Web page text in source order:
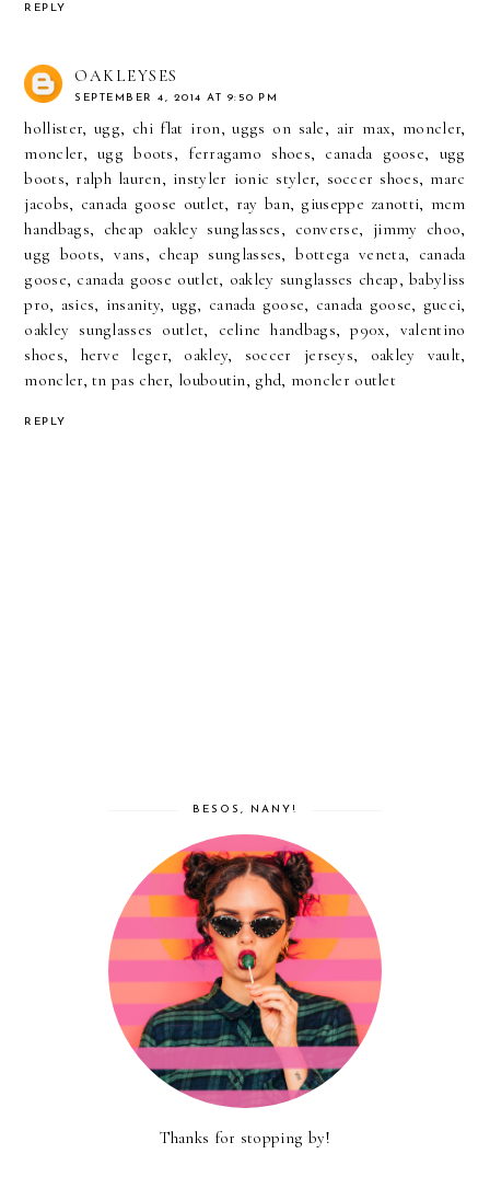
REPLY
OAKLEYSES
SEPTEMBER 4, 2014 AT 9:50 PM
hollister,ugg, chi flat iron,uggs on sale, air max, moncler,
moncler,ugg boots, ferragamo shoes, canada goose, ugg
boots, ralph lauren, instyler ionic styler, soccer shoes, marc
jacobs, canada goose outlet, ray ban, giuseppe zanotti, mcm
handbags, cheap oakley sunglasses, converse, jimmy choo,
ugg boots,vans, cheap sunglasses,bottega veneta, canada
goose, canada goose outlet, oakley sunglasses cheap,babyliss
pro, asics, insanity, ugg, canada goose, canada goose, gucci,
oakley sunglasses outlet, celine handbags,p90x, valentino
shoes, herve leger, oakley, soccer jerseys, oakley vault,
moncler,tn pas cher, louboutin, ghd, moncler outlet
REPLY
BESOS, NANY!
Thanks for stopping by!